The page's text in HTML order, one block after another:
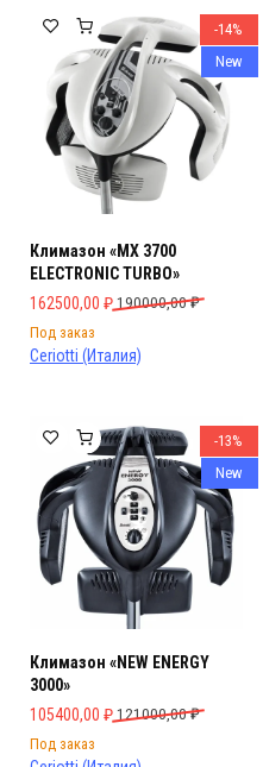
-14%
New
Климазон «MX 3700
ELECTRONIC TURBO»
190000,00₽
Первоначальная цена
162500,00 ₽
Текущая цена: 162500,00 ₽.
Под заказ
Ceriotti (Италия)
-13%
New
Климазон «NEW ENERGY
3000»
121000,00₽
Первоначальная цена
105400,00 ₽
Текущая цена: 105400,00 ₽.
Под заказ